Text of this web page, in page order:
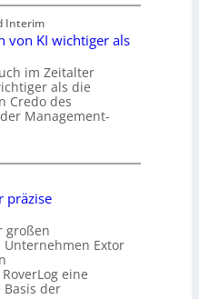
Interim
von KI wichtiger als
im Zeitalter
als die
Credo des
Management-
präzise
großen
Extor
eine
Basis der